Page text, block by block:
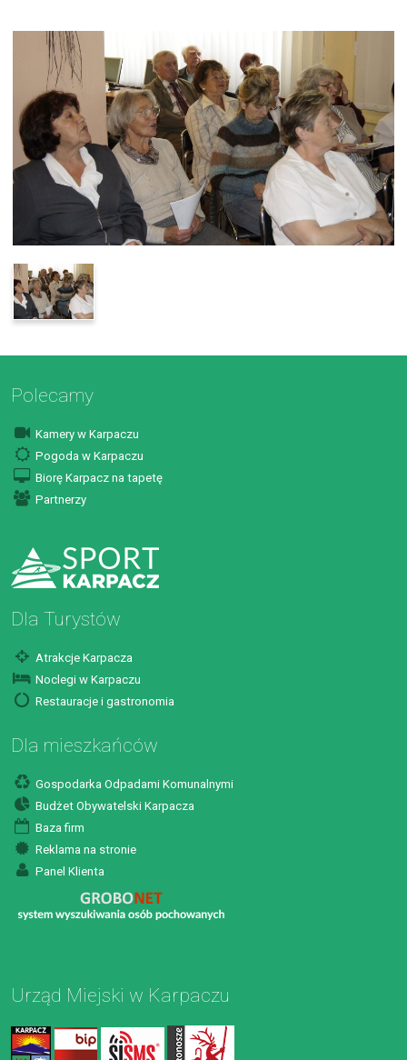
Polecamy
Kamery w Karpaczu
Pogoda w Karpaczu
Biorę Karpacz na tapetę
Partnerzy
Dla Turystów
Atrakcje Karpacza
Noclegi w Karpaczu
Restauracje i gastronomia
Dla mieszkańców
Gospodarka Odpadami Komunalnymi
Budżet Obywatelski Karpacza
Baza firm
Reklama na stronie
Panel Klienta
Urząd Miejski w Karpaczu